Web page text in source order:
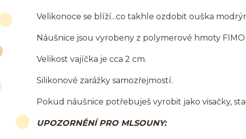
Velikonoce se blíží...co takhle ozdobit ouška
Náušnice jsou vyrobeny z polymerové hmoty FIMO
Velikost vajíčka je cca 2 cm.
Silikonové zarážky samozřejmostí.
Pokud náušnice potřebuješ vyrobit jako visačky,
UPOZORNĚNÍ PRO MLSOUNY: